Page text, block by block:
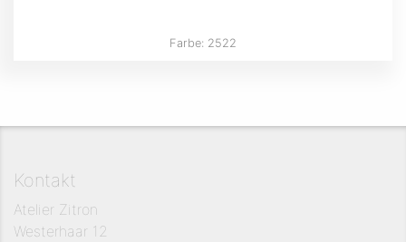
Farbe: 2522
Kontakt
Atelier Zitron
Westerhaar 12